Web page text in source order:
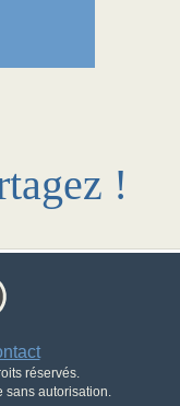
!
réservés.
sans autorisation.